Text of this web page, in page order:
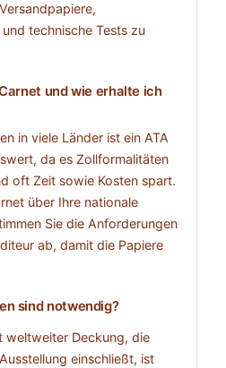
technische Tests zu
und wie erhalte ich
in viele Länder ist ein ATA
da es Zollformalitäten
oft Zeit sowie Kosten spart.
über Ihre nationale
Sie die Anforderungen
ab, damit die Papiere
sind notwendig?
weltweiter Deckung, die
einschließt, ist